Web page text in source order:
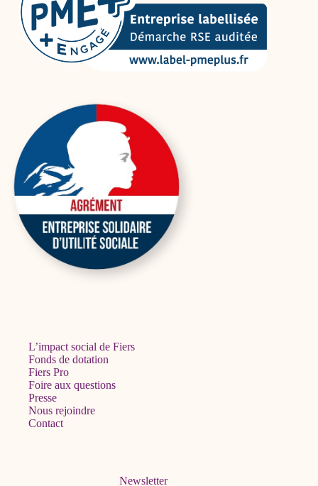
L’impact social de Fiers
Fonds de dotation
Fiers Pro
Foire aux questions
Presse
Nous rejoindre
Contact
Newsletter